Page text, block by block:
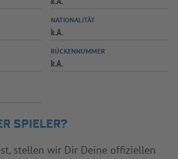
SPIELPLUS
NATIONALITÄT
k.A.
RÜCKENNUMMER
k.A.
SPIELER?
stellen wir Dir Deine offiziellen